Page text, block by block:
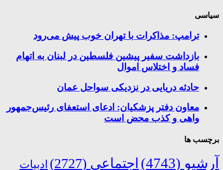
سیاسی
ترامپ: مذاکرات با تهران خوب پیش می‌رود
بازداشت سفیر پیشین فلسطین در لبنان به اتهام
فساد و اختلاس اموال
حادثه دریایی در نزدیکی سواحل عمان
معاون دفتر پزشکیان: ادعای استعفای رئیس‌جمهور
واهی و کذب محض است
برچسب ها
آرشیو (4743) اجتماعی (2727)
ادبیات